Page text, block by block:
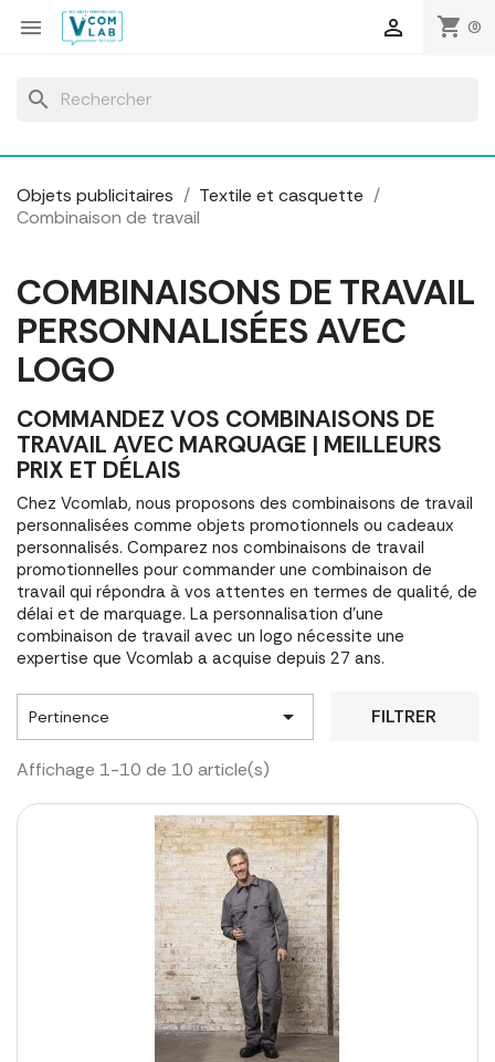
 shopping_cart (0)

search
Objets publicitaires
Textile et casquette
Combinaison de travail
COMBINAISONS DE TRAVAIL
PERSONNALISÉES AVEC
LOGO
COMMANDEZ VOS COMBINAISONS DE
TRAVAIL AVEC MARQUAGE | MEILLEURS
PRIX ET DÉLAIS
Chez Vcomlab, nous proposons des combinaisons de travail
personnalisées comme objets promotionnels ou cadeaux
personnalisés. Comparez nos combinaisons de travail
promotionnelles pour commander une combinaison de
travail qui répondra à vos attentes en termes de qualité, de
délai et de marquage. La personnalisation d'une
combinaison de travail avec un logo nécessite une
expertise que Vcomlab a acquise depuis 27 ans.
Pertinence  FILTRER
Affichage 1-10 de 10 article(s)
Panneau de gestion des cookies